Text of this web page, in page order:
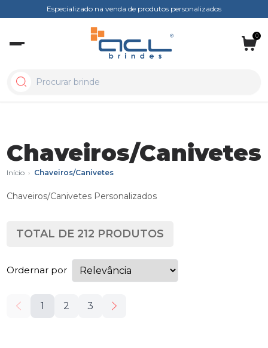
Especializado na venda de produtos personalizados
0
Chaveiros/Canivetes
Início › Chaveiros/Canivetes
Chaveiros/Canivetes Personalizados
TOTAL DE 212 PRODUTOS
Ordernar por
1 2 3